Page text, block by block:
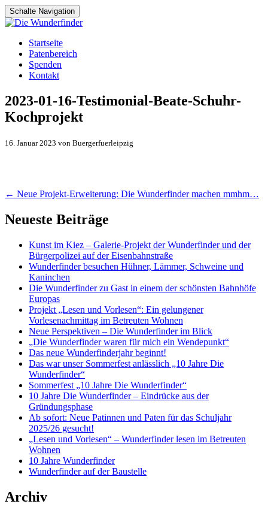
Schalte Navigation
Zum
Inhalt
springen
Startseite
Patenbereich
Spenden
Kontakt
2023-01-16-Testimonial-Beate-Schuhr-
Kochprojekt
16. Januar 2023 von Buergerfuerleipzig
Artikel-
Navigation
← Neue Projekt-Erweiterung: Die Wunderfinder machen mmhm…
Neueste Beiträge
Kunst im Kiez – Galerie-Projekt der Wunderfinder und der
Bürgerpolizei auf der Eisenbahnstraße
Wunderfinder besuchen Hühner, Lämmer, Schweine und
Kaninchen
Die Wunderfinder zu Gast in einem der schönsten Bahnhöfe
Europas
Projekt „Lesen und Vorlesen“: Ein gelungener
Vorlesenachmittag im Betreuten Wohnen
Neue Perspektiven – Die Wunderfinder im Blick
„Die Wunderfinder waren für mich ein Wendepunkt“
Das neue Wunderfinderjahr beginnt!
Das war unser Sommerfest anlässlich „10 Jahre Die
Wunderfinder“
Sommerfest „10 Jahre Die Wunderfinder“
10 Jahre Die Wunderfinder – Eindrücke aus der
Gründungsphase
Ab sofort: Neue Patinnen und Paten für das Schuljahr
2025/26 gesucht!
„Lesen und Vorlesen“ – Wunderfinder lesen im Betreuten
Wohnen
10 Jahre Wunderfinder
Wunderfinder auf der Baustelle
Archiv